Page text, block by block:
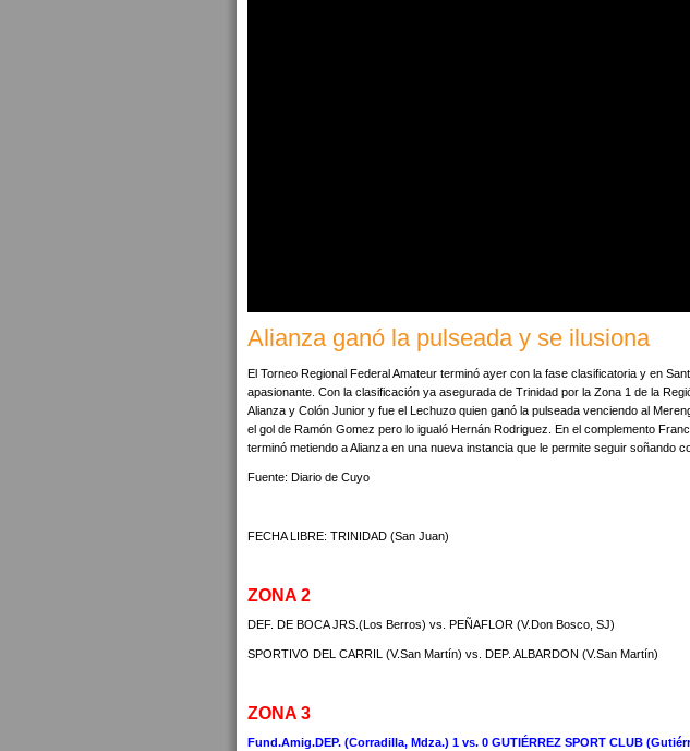
Alianza ganó la pulseada y se ilusiona
El Torneo Regional Federal Amateur terminó ayer con la fase clasificatoria y en
apasionante. Con la clasificación ya asegurada de Trinidad por la Zona 1 de la
Alianza y Colón Junior y fue el Lechuzo quien ganó la pulseada venciendo al
el gol de Ramón Gomez pero lo igualó Hernán Rodriguez. En el complemento
terminó metiendo a Alianza en una nueva instancia que le permite seguir soñando
Fuente: Diario de Cuyo
FECHA LIBRE: TRINIDAD (San Juan)
ZONA 2
DEF. DE BOCA JRS.(Los Berros) vs. PEÑAFLOR (V.Don Bosco, SJ)
SPORTIVO DEL CARRIL (V.San Martín) vs. DEP. ALBARDON (V.San Martín)
ZONA 3
Fund.Amig.DEP. (Corradilla, Mdza.) 1 vs. 0 GUTIÉRREZ SPORT CLUB